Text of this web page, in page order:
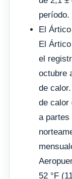
período.
El
El
el
octubre
de
de calor
a partes
52 °F